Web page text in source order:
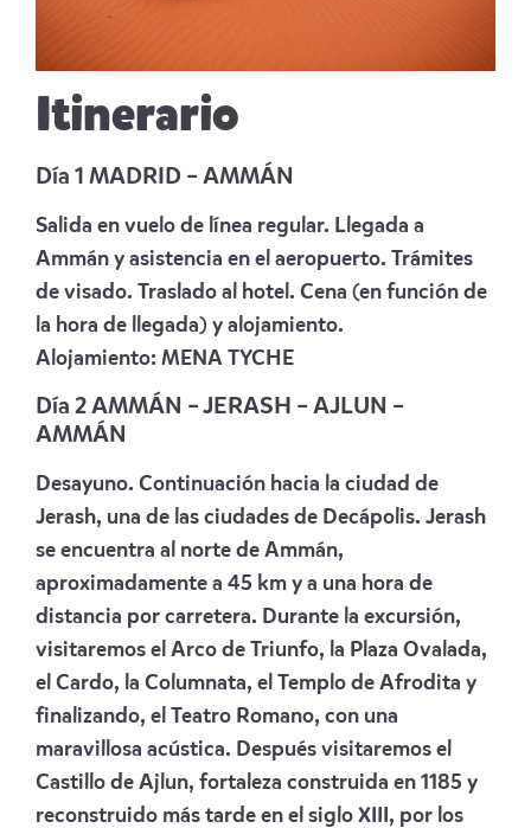
Itinerario
Día 1 MADRID – AMMÁN
Salida en vuelo de línea regular. Llegada a
Ammán y asistencia en el aeropuerto. Trámites
de visado. Traslado al hotel. Cena (en función de
la hora de llegada) y alojamiento.
Alojamiento: MENA TYCHE
Día 2 AMMÁN – JERASH – AJLUN –
AMMÁN
Desayuno. Continuación hacia la ciudad de
Jerash, una de las ciudades de Decápolis. Jerash
se encuentra al norte de Ammán,
aproximadamente a 45 km y a una hora de
distancia por carretera. Durante la excursión,
visitaremos el Arco de Triunfo, la Plaza Ovalada,
el Cardo, la Columnata, el Templo de Afrodita y
finalizando, el Teatro Romano, con una
maravillosa acústica. Después visitaremos el
Castillo de Ajlun, fortaleza construida en 1185 y
reconstruido más tarde en el siglo XIII, por los